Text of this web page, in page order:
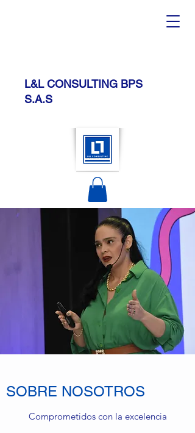
L&L CONSULTING BPS
S.A.S
SOBRE NOSOTROS
Comprometidos con la excelencia